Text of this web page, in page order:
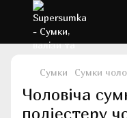
Сумки Сумки
Чоловіча
поліестеру